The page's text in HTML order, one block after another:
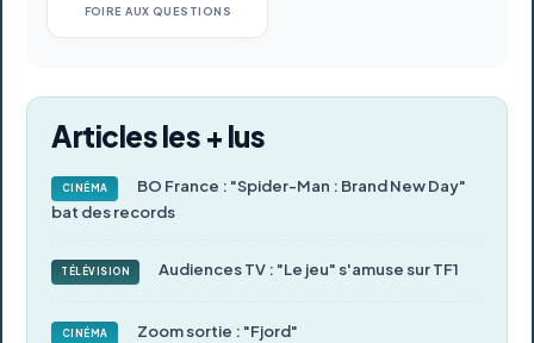
FOIRE AUX QUESTIONS
Articles les + lus
CINÉMA
BO France : "Spider-Man : Brand New Day"
bat des records
TÉLÉVISION Audiences TV : "Le jeu" s'amuse sur TF1
CINÉMA Zoom sortie : "Fjord"